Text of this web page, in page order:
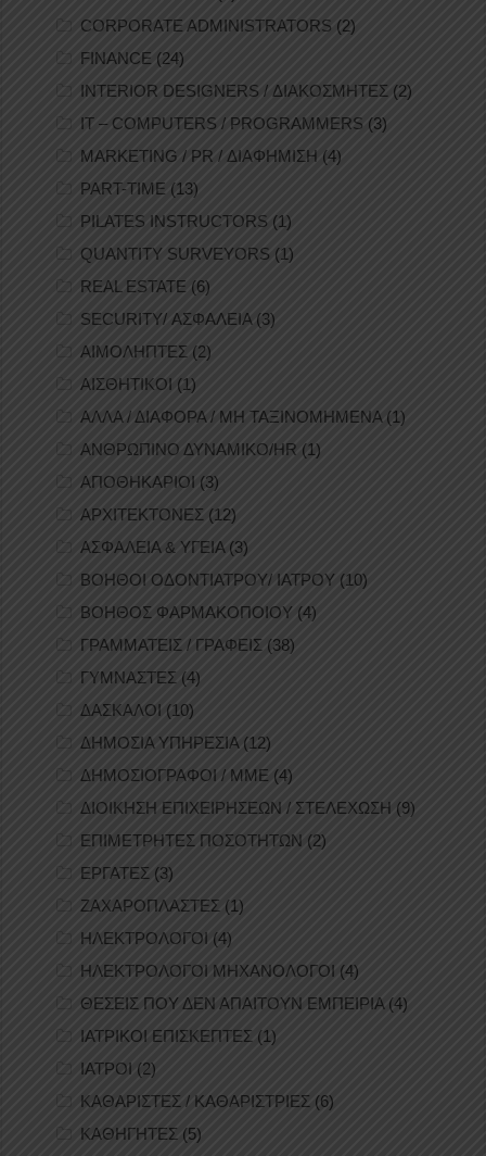
CORPORATE ADMINISTRATORS (2)
FINANCE (24)
INTERIOR DESIGNERS / ΔΙΑΚΟΣΜΗΤΕΣ (2)
IT – COMPUTERS / PROGRAMMERS (3)
MARKETING / PR / ΔΙΑΦΗΜΙΣΗ (4)
PART-TIME (13)
PILATES INSTRUCTORS (1)
QUANTITY SURVEYORS (1)
REAL ESTATE (6)
SECURITY/ ΑΣΦΑΛΕΙΑ (3)
ΑΙΜΟΛΗΠΤΕΣ (2)
ΑΙΣΘΗΤΙΚΟΙ (1)
ΑΛΛΑ / ΔΙΑΦΟΡΑ / ΜΗ ΤΑΞΙΝΟΜΗΜΕΝΑ (1)
ΑΝΘΡΩΠΙΝΟ ΔΥΝΑΜΙΚΟ/HR (1)
ΑΠΟΘΗΚΑΡΙΟΙ (3)
ΑΡΧΙΤΕΚΤΟΝΕΣ (12)
ΑΣΦΑΛΕΙΑ & ΥΓΕΙΑ(3)
ΒΟΗΘΟΙ ΟΔΟΝΤΙΑΤΡΟΥ/ ΙΑΤΡΟΥ (10)
ΒΟΗΘΟΣ ΦΑΡΜΑΚΟΠΟΙΟΥ (4)
ΓΡΑΜΜΑΤΕΙΣ / ΓΡΑΦΕΙΣ (38)
ΓΥΜΝΑΣΤΕΣ (4)
ΔΑΣΚΑΛΟΙ (10)
ΔΗΜΟΣΙΑ ΥΠΗΡΕΣΙΑ(12)
ΔΗΜΟΣΙΟΓΡΑΦΟΙ / ΜΜΕ (4)
ΔΙΟΙΚΗΣΗ ΕΠΙΧΕΙΡΗΣΕΩΝ / ΣΤΕΛΕΧΩΣΗ (9)
ΕΠΙΜΕΤΡΗΤΕΣ ΠΟΣΟΤΗΤΩΝ (2)
ΕΡΓΑΤΕΣ (3)
ΖΑΧΑΡΟΠΛΑΣΤΕΣ (1)
ΗΛΕΚΤΡΟΛΟΓΟΙ (4)
ΗΛΕΚΤΡΟΛΟΓΟΙ ΜΗΧΑΝΟΛΟΓΟΙ (4)
ΘΕΣΕΙΣ ΠΟΥ ΔΕΝ ΑΠΑΙΤΟΥΝ ΕΜΠΕΙΡΙΑ(4)
ΙΑΤΡΙΚΟΙ ΕΠΙΣΚΕΠΤΕΣ (1)
ΙΑΤΡΟΙ (2)
ΚΑΘΑΡΙΣΤΕΣ / ΚΑΘΑΡΙΣΤΡΙΕΣ (6)
ΚΑΘΗΓΗΤΕΣ (5)